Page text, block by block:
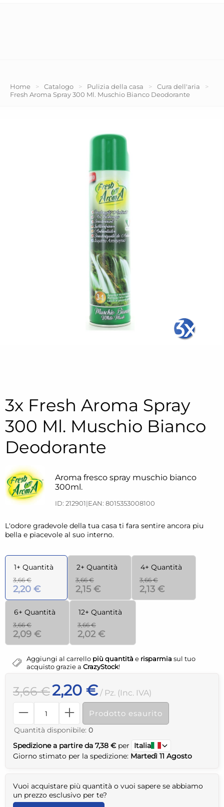
Home > Catalogo > Pulizia della casa > Cura dell'aria
>
Fresh Aroma Spray 300 Ml. Muschio Bianco Deodorante
3x
3x Fresh Aroma Spray
300 Ml. Muschio Bianco
Deodorante
Aroma fresco spray muschio bianco
300ml.
ID: 212901|EAN: 8015353008100
L'odore gradevole della tua casa ti fara sentire ancora piu
bella e piacevole al suo interno.
1+ Quantità
3,66 €
2,20 €
2+ Quantità
3,66 €
2,15 €
4+ Quantità
3,66 €
2,13 €
6+ Quantità
3,66 €
2,09 €
12+ Quantità
3,66 €
2,02 €
Aggiungi al carrello più quantità e risparmia sul tuo
acquisto grazie a CrazyStock!
3,66 €2,20 € / Pz. (Inc. IVA)
Prodotto esaurito
Quantità disponibile: 0
Spedizione a partire da 7,38 € per
Italia
Giorno stimato per la spedizione: Martedì 11 Agosto
Vuoi acquistare più quantità o vuoi sapere se abbiamo
un prezzo esclusivo per te?